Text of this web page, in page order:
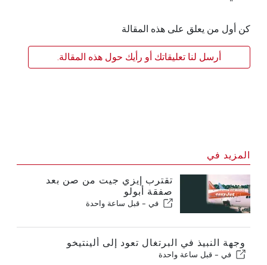
كن أول من يعلق على هذه المقالة
أرسل لنا تعليقاتك أو رأيك حول هذه المقالة.
المزيد في
تقترب إيزي جيت من صن بعد
صفقة أبولو
في - قبل ساعة واحدة
وجهة النبيذ في البرتغال تعود إلى ألينتيخو
في - قبل ساعة واحدة